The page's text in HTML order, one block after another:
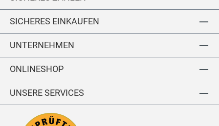
tc
h
a
b
ar
di
n
SICHERES EINKAUFEN
UNTERNEHMEN
ONLINESHOP
UNSERE SERVICES